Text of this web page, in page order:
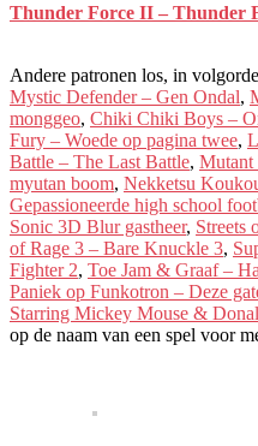
Thunder Force II – Thunder
Andere patronen los, in
Mystic Defender – Gen Ondal,
monggeo, Chiki Chiki Boys –
Fury – Woede op pagina twee,
Battle – The Last Battle, Mutant
myutan boom, Nekketsu
Gepassioneerde high school
Sonic 3D Blur gastheer, Streets
of Rage 3 – Bare Knuckle 3,
Fighter 2, Toe Jam & Graaf –
Paniek op Funkotron – Deze
Starring Mickey Mouse &
op de naam van een spel voor